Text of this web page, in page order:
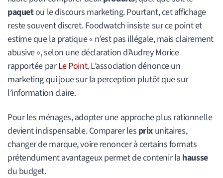
paquetou le discours marketing. Pourtant, cet affichage
reste souvent discret. Foodwatch insiste sur ce point et
estime que la pratique « n’est pas illégale, mais clairement
abusive », selon une déclaration d’Audrey Morice
rapportée parLe Point.L’association dénonce un
marketing qui joue sur la perception plutôt que sur
l’information claire.
Pour les ménages, adopter une approche plus rationnelle
devient indispensable. Comparer les prix unitaires,
changer de marque, voire renoncer à certains formats
prétendument avantageux permet de contenir la hausse
du budget.